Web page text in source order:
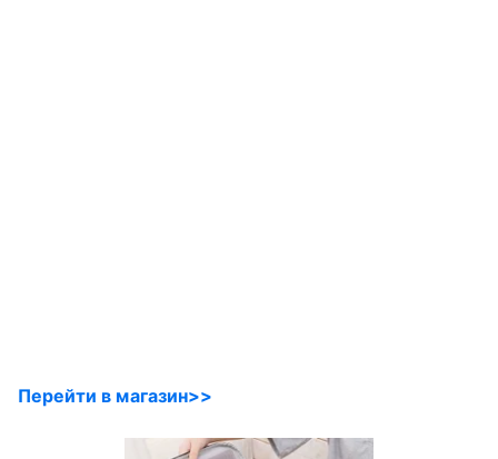
Перейти в магазин>>